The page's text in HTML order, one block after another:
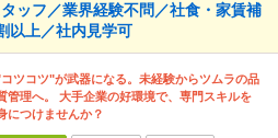
ッフ／業界経験不問／社食・家賃補
以上／社内見学可
ツコツ"が武器になる。未経験からツムラの品
管理へ。 大手企業の好環境で、専門スキルを
につけませんか？